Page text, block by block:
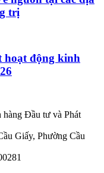
trị
hoạt động kinh
Đầu tư và Phát
Giấy, Phường Cầu